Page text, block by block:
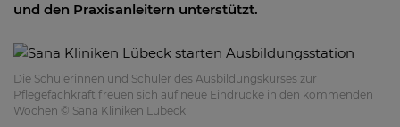
und den Praxisanleitern unterstützt.
Die Schülerinnen und Schüler des Ausbildungskurses zur
Pflegefachkraft freuen sich auf neue Eindrücke in den kommenden
Wochen © Sana Kliniken Lübeck